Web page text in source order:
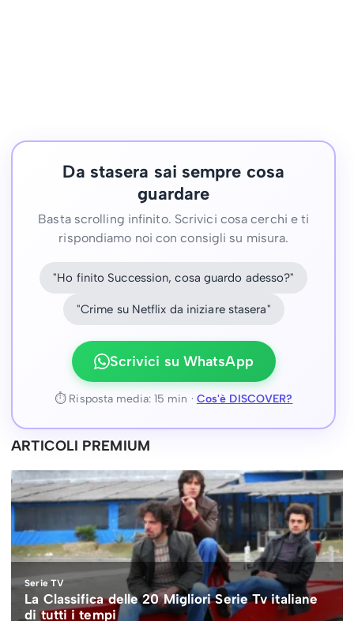
Da stasera sai sempre cosa
guardare
Basta scrolling infinito. Scrivici cosa cerchi e ti
rispondiamo noi con consigli su misura.
"Ho finito Succession, cosa guardo adesso?"
"Crime su Netflix da iniziare stasera"
Scrivici su WhatsApp
⏱ Risposta media: 15 min · Cos'è DISCOVER?
ARTICOLI PREMIUM